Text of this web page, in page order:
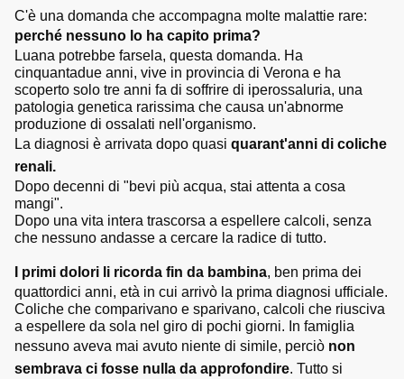
C'è una domanda che accompagna molte malattie rare:
perché nessuno lo ha capito prima?
Luana potrebbe farsela, questa domanda. Ha
cinquantadue anni, vive in provincia di Verona e ha
scoperto solo tre anni fa di soffrire di iperossaluria, una
patologia genetica rarissima che causa un'abnorme
produzione di ossalati nell'organismo.
La diagnosi è arrivata dopo quasi quarant'anni di coliche
renali.
Dopo decenni di "bevi più acqua, stai attenta a cosa
mangi".
Dopo una vita intera trascorsa a espellere calcoli, senza
che nessuno andasse a cercare la radice di tutto.
I primi dolori li ricorda fin da bambina, ben prima dei
quattordici anni, età in cui arrivò la prima diagnosi ufficiale.
Coliche che comparivano e sparivano, calcoli che riusciva
a espellere da sola nel giro di pochi giorni. In famiglia
nessuno aveva mai avuto niente di simile, perciò non
sembrava ci fosse nulla da approfondire. Tutto si